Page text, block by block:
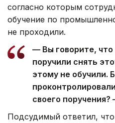
согласно которым
обучение по
не проходили.
— Вы говорите, что
поручили снять
этому не обучили.
своего
Подсудимый ответил,